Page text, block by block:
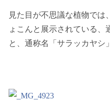
見た目が不思議な植物では
ょこんと展示されている、
と、通称名「サラッカヤシ